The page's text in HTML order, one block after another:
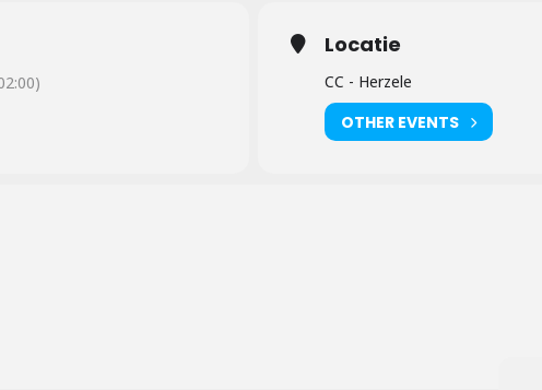
Locatie
CC - Herzele
OTHER EVENTS